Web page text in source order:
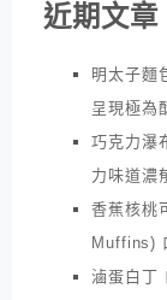
近期文章
明太子麵
呈現極為
巧克力瀑
力味道濃
香蕉核桃
Muffins)
滷蛋白丁